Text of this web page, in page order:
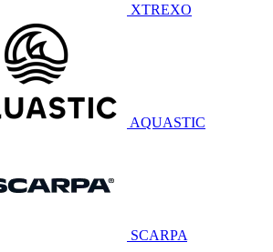
XTREXO
AQUASTIC
SCARPA